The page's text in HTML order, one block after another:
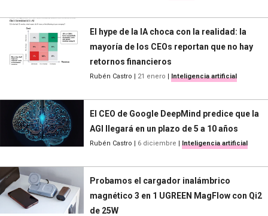
El hype de la IA choca con la realidad: la
mayoría de los CEOs reportan que no hay
retornos financieros
Rubén Castro | 21 enero | Inteligencia artificial
El CEO de Google DeepMind predice que la
AGI llegará en un plazo de 5 a 10 años
Rubén Castro | 6 diciembre | Inteligencia artificial
Probamos el cargador inalámbrico
magnético 3 en 1 UGREEN MagFlow con Qi2
de 25W